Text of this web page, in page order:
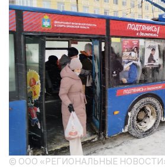
© ООО «РЕГИОНАЛЬНЫЕ